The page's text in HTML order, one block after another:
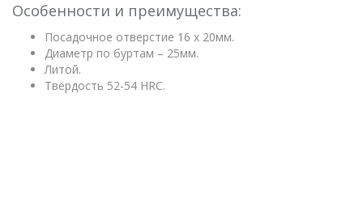
Особенности и преимущества:
Посадочное отверстие 16 х 20мм.
Диаметр по буртам – 25мм.
Литой.
Твёрдость 52-54 HRC.